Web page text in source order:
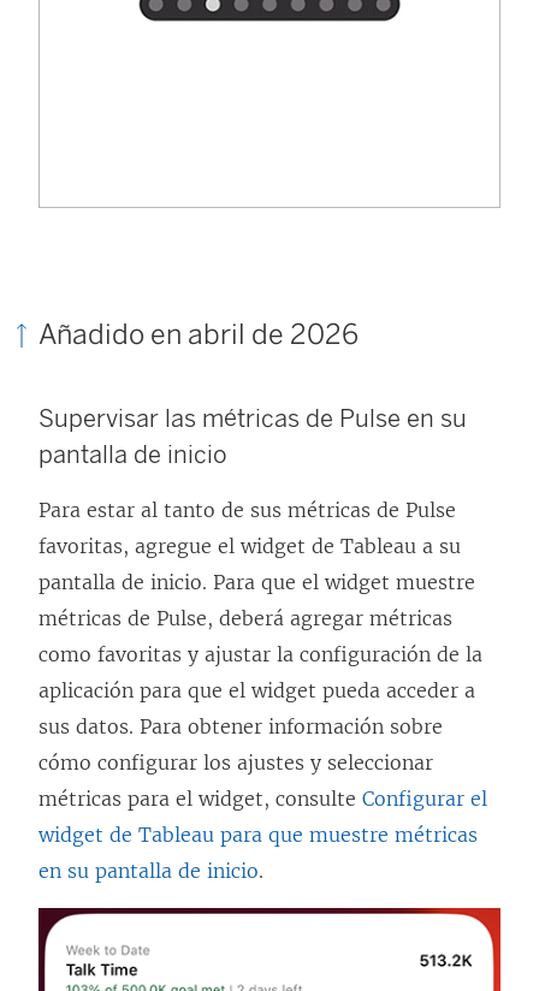
Añadido en abril de 2026
Supervisar las métricas de Pulse en su
pantalla de inicio
Para estar al tanto de sus métricas de Pulse
favoritas, agregue el widget de Tableau a su
pantalla de inicio. Para que el widget muestre
métricas de Pulse, deberá agregar métricas
como favoritas y ajustar la configuración de la
aplicación para que el widget pueda acceder a
sus datos. Para obtener información sobre
cómo configurar los ajustes y seleccionar
métricas para el widget, consulte Configurar el
widget de Tableau para que muestre métricas
en su pantalla de inicio.